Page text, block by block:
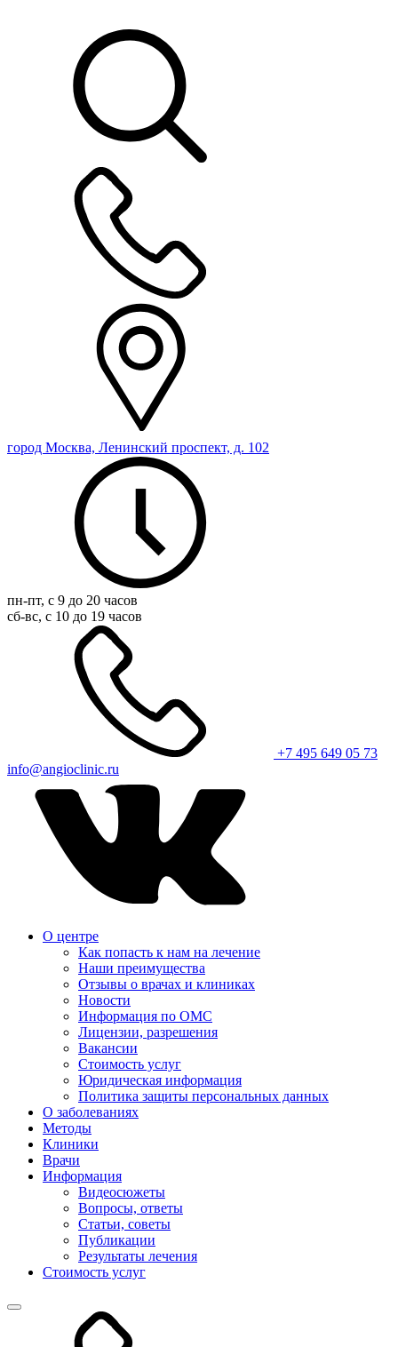
город Москва, Ленинский проспект, д. 102
пн-пт, с 9 до 20 часов
сб-вс, с 10 до 19 часов
+7 495 649 05 73
info@angioclinic.ru
О центре
Как попасть к нам на лечение
Наши преимущества
Отзывы о врачах и клиниках
Новости
Информация по ОМС
Лицензии, разрешения
Вакансии
Стоимость услуг
Юридическая информация
Политика защиты персональных данных
О заболеваниях
Методы
Клиники
Врачи
Информация
Видеосюжеты
Вопросы, ответы
Статьи, советы
Публикации
Результаты лечения
Стоимость услуг